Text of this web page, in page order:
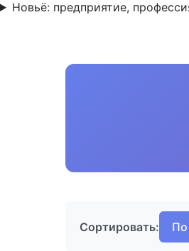
Новьё: предприятие,
Сортировать: По